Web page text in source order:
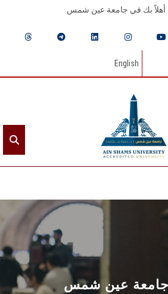
أهلاً بك في جامعة عين شمس
English
الرئيسيـة
عن الجامعة
القطاعـات جامعة عين شمس